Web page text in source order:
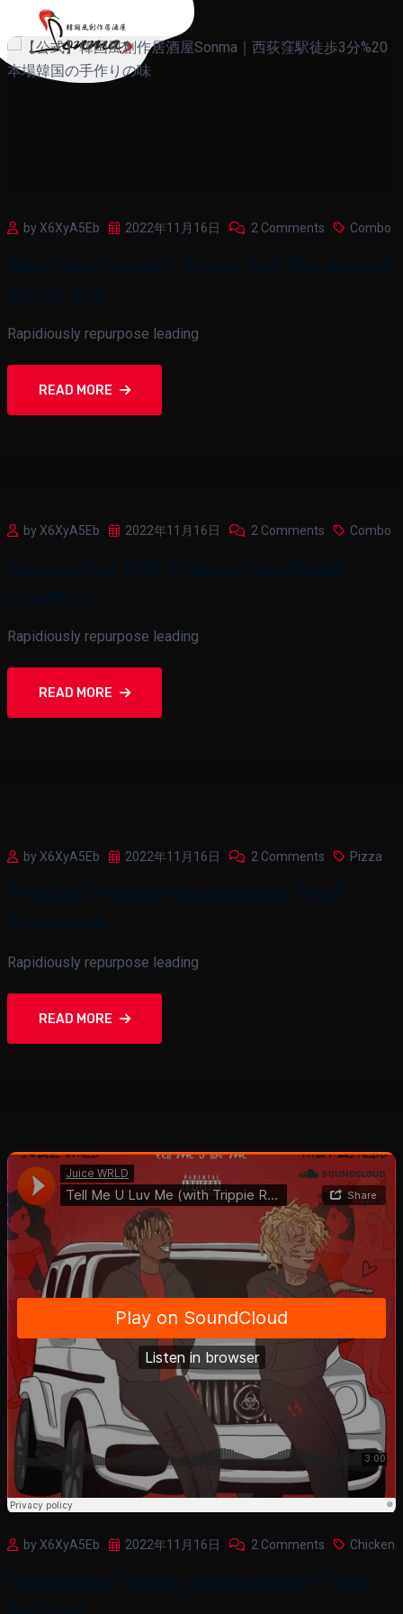
by X6XyA5Eb 2022年11月16日 2 Comments Combo
Rapidiously repurpose leading
READ MORE
by X6XyA5Eb 2022年11月16日 2 Comments Combo
Rapidiously repurpose leading
READ MORE
by X6XyA5Eb 2022年11月16日 2 Comments Pizza
Rapidiously repurpose leading
READ MORE
by X6XyA5Eb 2022年11月16日 2 Comments Chicken